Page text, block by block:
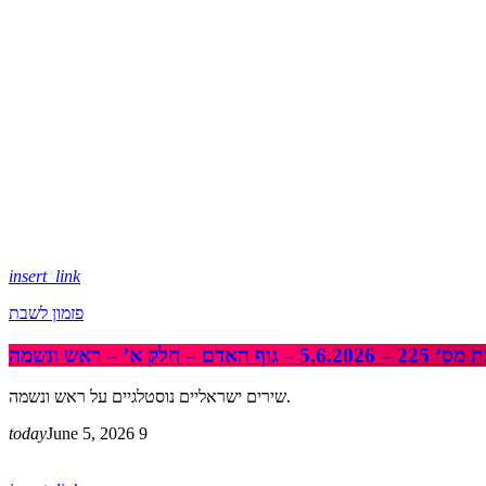
insert_link
פזמון לשבת
– חלק א’ – ראש ונשמה
שירים ישראליים נוסטלגיים על ראש ונשמה.
todayJune 5, 2026 9